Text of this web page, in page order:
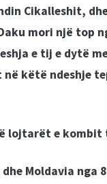
Cikalleshit,
mori një top
e tij e dytë
këtë ndeshje
lojtarët e kombit
Moldavia nga